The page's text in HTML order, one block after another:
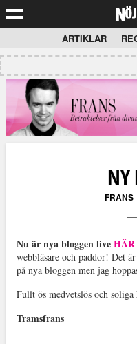
ARTIKLAR
NY
FRANS
Nu är nya bloggen liveHÄR
webbläsare och paddor! Det
på nya bloggen men jag
Fullt ös medvetslös och soliga
Tramsfrans